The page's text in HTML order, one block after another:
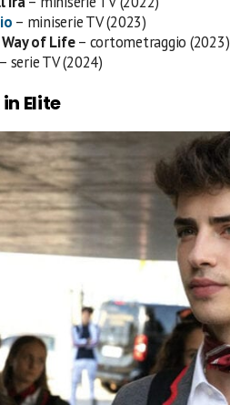
– miniserie TV (2023)
of Life– cortometraggio (2023)
– serie TV (2024)
Elite